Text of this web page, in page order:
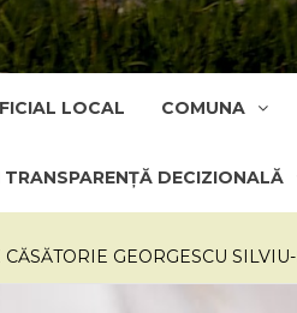
LOCAL COMUNA
DECIZIONALĂ
GEORGESCU